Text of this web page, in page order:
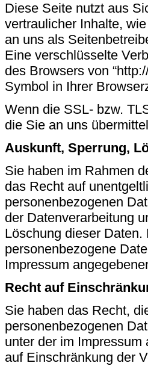
Diese Seite nutzt aus
vertraulicher Inhalte,
an uns als
Eine verschlüsselte
des Browsers von
Symbol in Ihrer
Wenn die SSL- bzw.
die Sie an uns
Auskunft, Sperrung,
Sie haben im Rahmen
das Recht auf
personenbezogenen
der Datenverarbeitung
Löschung dieser
personenbezogene
Impressum
Recht auf
Sie haben das Recht,
personenbezogenen
unter der im
auf Einschränkung der